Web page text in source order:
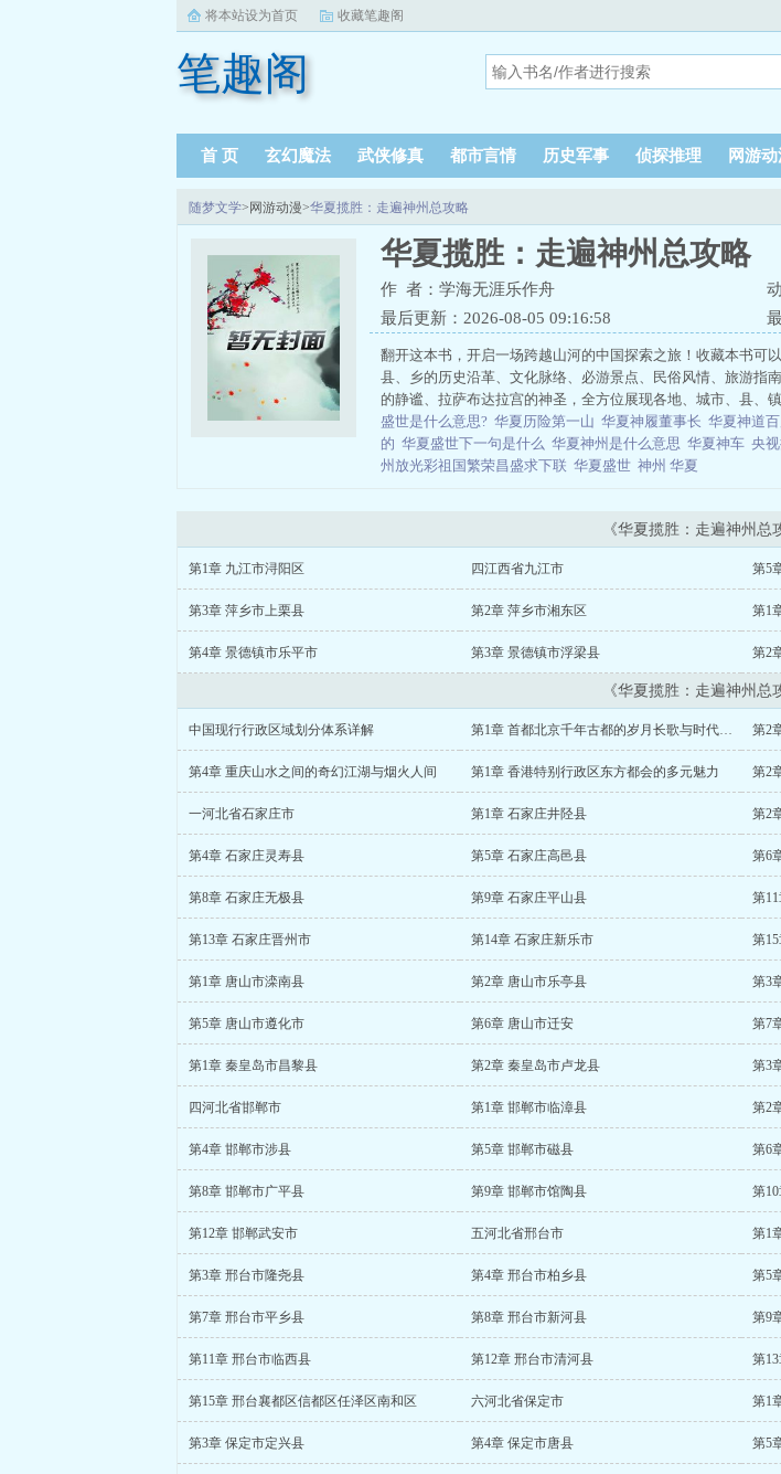
将本站设为首页 收藏笔趣阁
笔趣阁
首 页 玄幻魔法 武侠修真 都市言情 历史军事 侦探推理 网游动
随梦文学>网游动漫>华夏揽胜：走遍神州总攻略
华夏揽胜：走遍神州总攻略
作 者：学海无涯乐作舟
最后更新：2026-08-05 09:16:58
翻开这本书，开启一场跨越山河的中国探索之旅！收藏本书可
县、乡的历史沿革、文化脉络、必游景点、民俗风情、旅游指
的静谧、拉萨布达拉宫的神圣，全方位展现各地、城市、县、
盛世是什么意思? 华夏历险第一山 华夏神履董事长 华夏神道
的 华夏盛世下一句是什么 华夏神州是什么意思 华夏神车 央
州放光彩祖国繁荣昌盛求下联 华夏盛世 神州 华夏
《华夏揽胜：走遍神州总
第1章 九江市浔阳区 四江西省九江市 第5
第3章 萍乡市上栗县 第2章 萍乡市湘东区 第1
第4章 景德镇市乐平市 第3章 景德镇市浮梁县 第2
《华夏揽胜：走遍神州总
中国现行行政区域划分体系详解 第1章 首都北京千年古都的岁月长歌与时代新章 第2
第4章 重庆山水之间的奇幻江湖与烟火人间 第1章 香港特别行政区东方都会的多元魅力 第2
一河北省石家庄市 第1章 石家庄井陉县 第2
第4章 石家庄灵寿县 第5章 石家庄高邑县 第6
第8章 石家庄无极县 第9章 石家庄平山县 第
第13章 石家庄晋州市 第14章 石家庄新乐市 第
第1章 唐山市滦南县 第2章 唐山市乐亭县 第3
第5章 唐山市遵化市 第6章 唐山市迁安 第7
第1章 秦皇岛市昌黎县 第2章 秦皇岛市卢龙县 第3
四河北省邯郸市 第1章 邯郸市临漳县 第2
第4章 邯郸市涉县 第5章 邯郸市磁县 第6
第8章 邯郸市广平县 第9章 邯郸市馆陶县 第
第12章 邯郸武安市 五河北省邢台市 第1
第3章 邢台市隆尧县 第4章 邢台市柏乡县 第5
第7章 邢台市平乡县 第8章 邢台市新河县 第9
第11章 邢台市临西县 第12章 邢台市清河县 第
第15章 邢台襄都区信都区任泽区南和区 六河北省保定市 第1
第3章 保定市定兴县 第4章 保定市唐县 第5